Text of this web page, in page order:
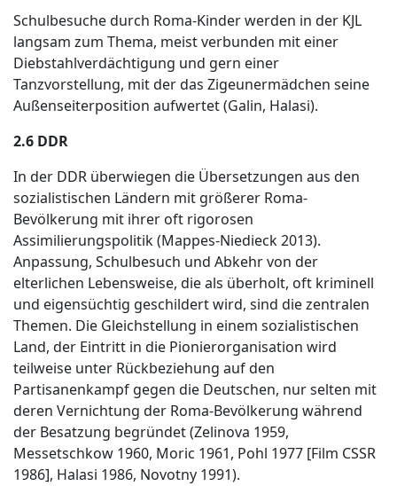
Schulbesuche durch Roma-Kinder werden in der KJL
langsam zum Thema, meist verbunden mit einer
Diebstahlverdächtigung und gern einer
Tanzvorstellung, mit der das Zigeunermädchen seine
Außenseiterposition aufwertet (Galin, Halasi).
2.6 DDR
In der DDR überwiegen die Übersetzungen aus den
sozialistischen Ländern mit größerer Roma-
Bevölkerung mit ihrer oft rigorosen
Assimilierungspolitik (Mappes-Niedieck 2013).
Anpassung, Schulbesuch und Abkehr von der
elterlichen Lebensweise, die als überholt, oft kriminell
und eigensüchtig geschildert wird, sind die zentralen
Themen. Die Gleichstellung in einem sozialistischen
Land, der Eintritt in die Pionierorganisation wird
teilweise unter Rückbeziehung auf den
Partisanenkampf gegen die Deutschen, nur selten mit
deren Vernichtung der Roma-Bevölkerung während
der Besatzung begründet (Zelinova 1959,
Messetschkow 1960, Moric 1961, Pohl 1977 [Film CSSR
1986], Halasi 1986, Novotny 1991).